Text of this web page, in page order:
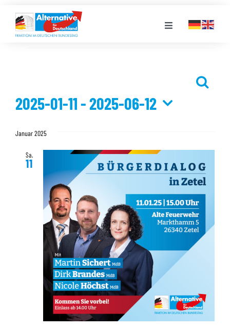
Inhalt
springen
Toggle
PRESSE
STELLENPORTAL
MEDIATHEK
Suche
2025-01-11 - 2025-06-12
wählen.
Januar 2025
Sa.
11